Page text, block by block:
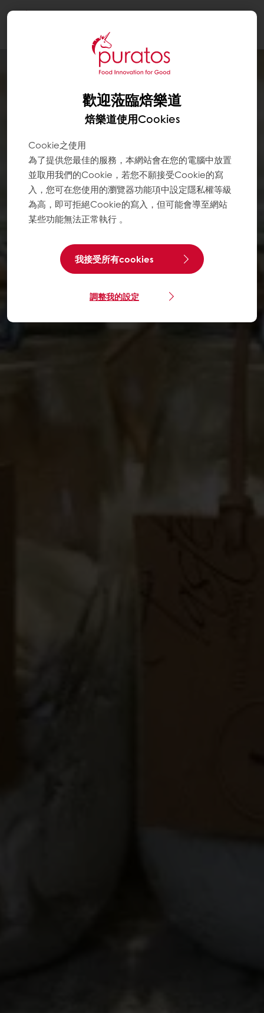
歡迎蒞臨焙樂道
焙樂道使用Cookies
Cookie之使用
為了提供您最佳的服務，本網站會在您的電腦中放置
並取用我們的Cookie，若您不願接受Cookie的寫
入，您可在您使用的瀏覽器功能項中設定隱私權等級
為高，即可拒絕Cookie的寫入，但可能會導至網站
某些功能無法正常執行 。
我接受所有cookies
調整我的設定